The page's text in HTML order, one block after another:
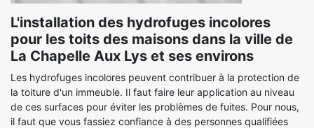
L'installation des hydrofuges incolores
pour les toits des maisons dans la ville de
La Chapelle Aux Lys et ses environs
Les hydrofuges incolores peuvent contribuer à la protection de
la toiture d'un immeuble. Il faut faire leur application au niveau
de ces surfaces pour éviter les problèmes de fuites. Pour nous,
il faut que vous fassiez confiance à des personnes qualifiées